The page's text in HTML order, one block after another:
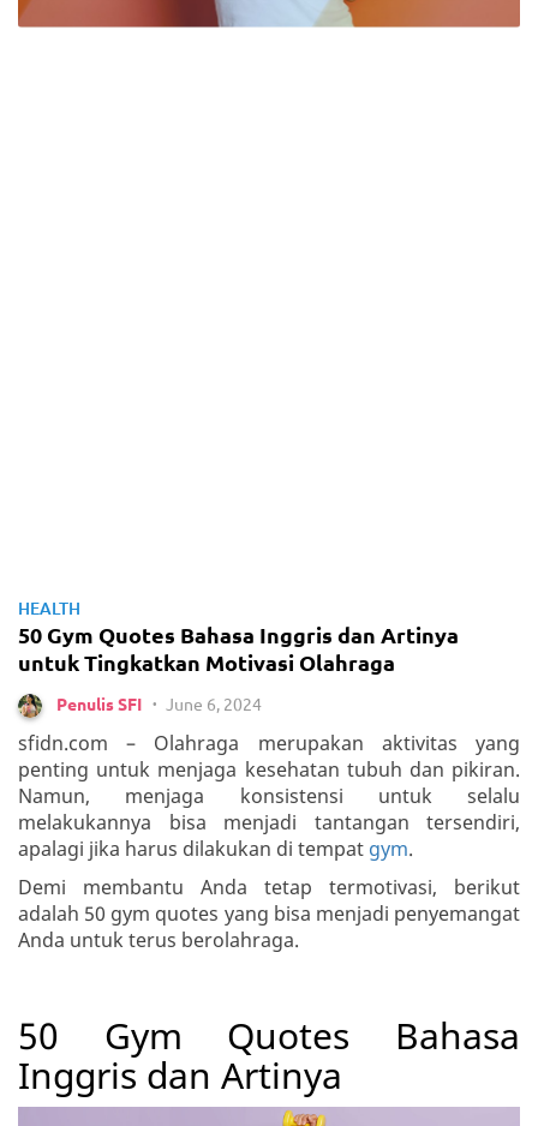
HEALTH
50 Gym Quotes Bahasa Inggris dan Artinya
untuk Tingkatkan Motivasi Olahraga
Penulis SFI • June 6, 2024
sfidn.com – Olahraga merupakan aktivitas yang
penting untuk menjaga kesehatan tubuh dan pikiran.
Namun, menjaga konsistensi untuk selalu
melakukannya bisa menjadi tantangan tersendiri,
apalagi jika harus dilakukan di tempat gym.
Demi membantu Anda tetap termotivasi, berikut
adalah 50 gym quotes yang bisa menjadi penyemangat
Anda untuk terus berolahraga.
50 Gym Quotes Bahasa
Inggris dan Artinya